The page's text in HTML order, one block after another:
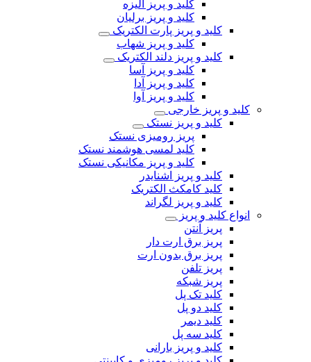
کلید و پریز الیزه
کلید و پریز برلیان
کلید و پریز پارت الکتریک
کلید و پریز شهاب
کلید و پریز دلند الکتریک
کلید و پریز آسا
کلید و پریز آدا
کلید و پریز آوا
کلید و پریز خارجی
کلید و پریز نستک
پریز رومیزی نستک
کلید لمسی هوشمند نستک
کلید و پریز مکانیکی نستک
کلید و پریز اشنایدر
کلید کامکث الکتریک
کلید و پریز لگراند
انواع کلید و پریز
پریز آنتن
پریز برق ارت دار
پریز برق بدون ارت
پریز تلفن
پریز شبکه
کلید تک پل
کلید دو پل
کلید دیمر
کلید سه پل
کلید و پریز بارانی